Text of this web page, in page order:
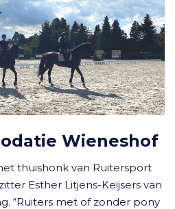
Wieneshof
thuishonk van Ruitersport
Esther Litjens-Keijsers van
“Ruiters met of zonder pony